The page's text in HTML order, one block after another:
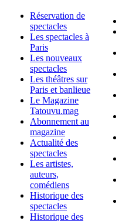
Réservation de
spectacles
Les spectacles à
Paris
Les nouveaux
spectacles
Les théâtres sur
Paris et banlieue
Le Magazine
Tatouvu.mag
Abonnement au
magazine
Actualité des
spectacles
Les artistes,
auteurs,
comédiens
Historique des
spectacles
Historique des